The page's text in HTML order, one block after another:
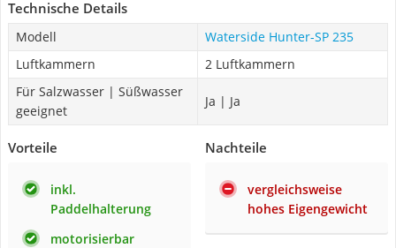
Technische Details
Modell
Waterside Hunter-SP 235
Luftkammern
2 Luftkammern
Für Salzwasser | Süßwasser
geeignet
Ja | Ja
Vorteile
inkl.
Paddelhalterung
motorisierbar
Nachteile
vergleichsweise
hohes Eigengewicht